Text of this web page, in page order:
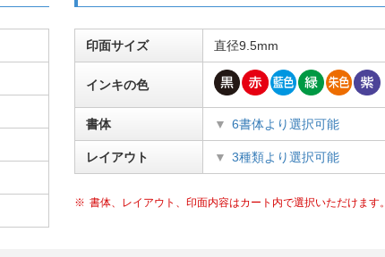
印面サイズ 直径9.5mm
インキの色
書体 6書体より選択可能
レイアウト 3種類より選択可能
書体、レイアウト、印面内容はカート内で選択いただけます。